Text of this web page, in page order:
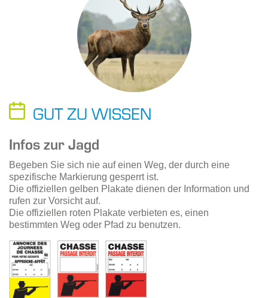
GUT ZU WISSEN
Infos zur Jagd
Begeben Sie sich nie auf einen Weg, der durch eine
spezifische Markierung gesperrt ist.
Die offiziellen gelben Plakate dienen der Information und
rufen zur Vorsicht auf.
Die offiziellen roten Plakate verbieten es, einen
bestimmten Weg oder Pfad zu benutzen.